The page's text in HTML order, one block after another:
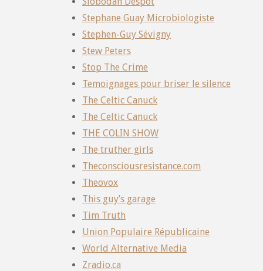
Stephane Guay Microbiologiste
Stephen-Guy Sévigny
Stew Peters
Stop The Crime
Temoignages pour briser le silence
The Celtic Canuck
The Celtic Canuck
THE COLIN SHOW
The truther girls
Theconsciousresistance.com
Theovox
This guy’s garage
Tim Truth
Union Populaire Républicaine
World Alternative Media
Zradio.ca